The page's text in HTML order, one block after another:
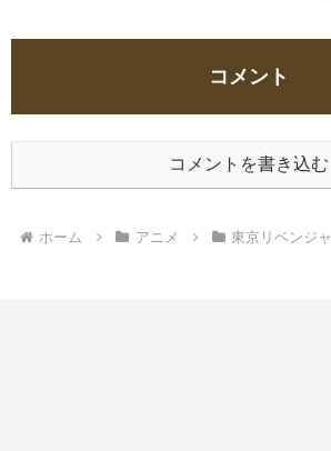
コメント
コメントを書き込む
ホーム アニメ 東京リベンジ